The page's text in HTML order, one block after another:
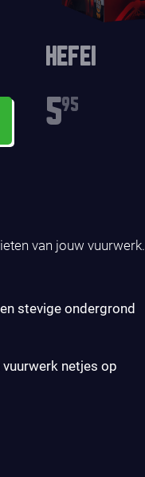
HEFEI
595
van jouw vuurwerk.
stevige ondergrond
netjes op